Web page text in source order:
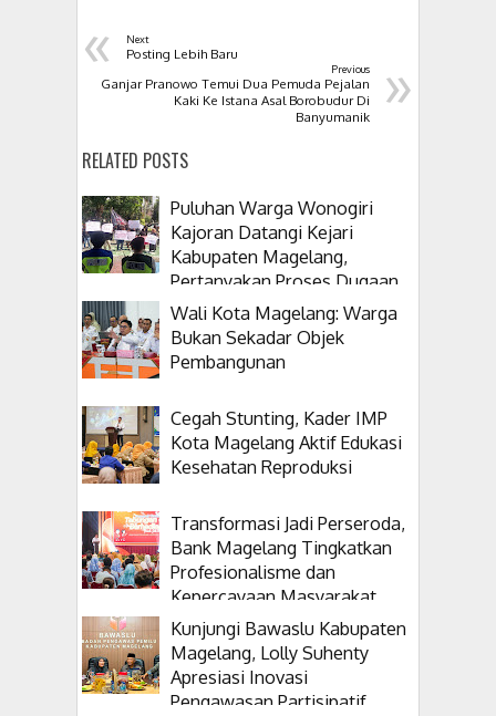
« Next
Posting Lebih Baru »
Previous
Ganjar Pranowo Temui Dua Pemuda Pejalan
Kaki Ke Istana Asal Borobudur Di
Banyumanik
RELATED POSTS
Puluhan Warga Wonogiri
Kajoran Datangi Kejari
Kabupaten Magelang,
Pertanyakan Proses Dugaan
Korupsi Kepala Desanya
Wali Kota Magelang: Warga
Bukan Sekadar Objek
Pembangunan
Cegah Stunting, Kader IMP
Kota Magelang Aktif Edukasi
Kesehatan Reproduksi
Transformasi Jadi Perseroda,
Bank Magelang Tingkatkan
Profesionalisme dan
Kepercayaan Masyarakat
Kunjungi Bawaslu Kabupaten
Magelang, Lolly Suhenty
Apresiasi Inovasi
Pengawasan Partisipatif